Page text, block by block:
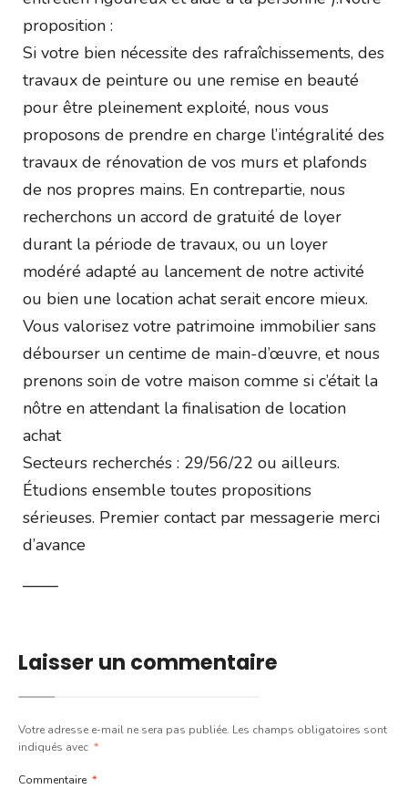
proposition :
Si votre bien nécessite des rafraîchissements, des
travaux de peinture ou une remise en beauté
pour être pleinement exploité, nous vous
proposons de prendre en charge l’intégralité des
travaux de rénovation de vos murs et plafonds
de nos propres mains. En contrepartie, nous
recherchons un accord de gratuité de loyer
durant la période de travaux, ou un loyer
modéré adapté au lancement de notre activité
ou bien une location achat serait encore mieux.
Vous valorisez votre patrimoine immobilier sans
débourser un centime de main-d’œuvre, et nous
prenons soin de votre maison comme si c’était la
nôtre en attendant la finalisation de location
achat
Secteurs recherchés : 29/56/22 ou ailleurs.
Étudions ensemble toutes propositions
sérieuses. Premier contact par messagerie merci
d’avance
───
Laisser un commentaire
Votre adresse e-mail ne sera pas publiée. Les champs obligatoires sont
indiqués avec *
Commentaire *